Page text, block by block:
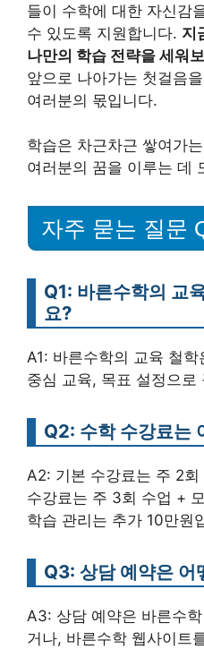
들이 수학에 대한 자신감
수 있도록 지원합니다. 지
나만의 학습 전략을 세워
앞으로 나아가는 첫걸음
여러분의 몫입니다.
학습은 차근차근 쌓여가
여러분의 꿈을 이루는 데
자주 묻는 질문
Q1: 바른수학의 교
요?
A1: 바른수학의 교육 철
중심 교육, 목표 설정으로
Q2: 수학 수강료는
A2: 기본 수강료는 주 2
수강료는 주 3회 수업 +
학습 관리는 추가 10만원
Q3: 상담 예약은 어
A3: 상담 예약은 바른수
거나, 바른수학 웹사이트